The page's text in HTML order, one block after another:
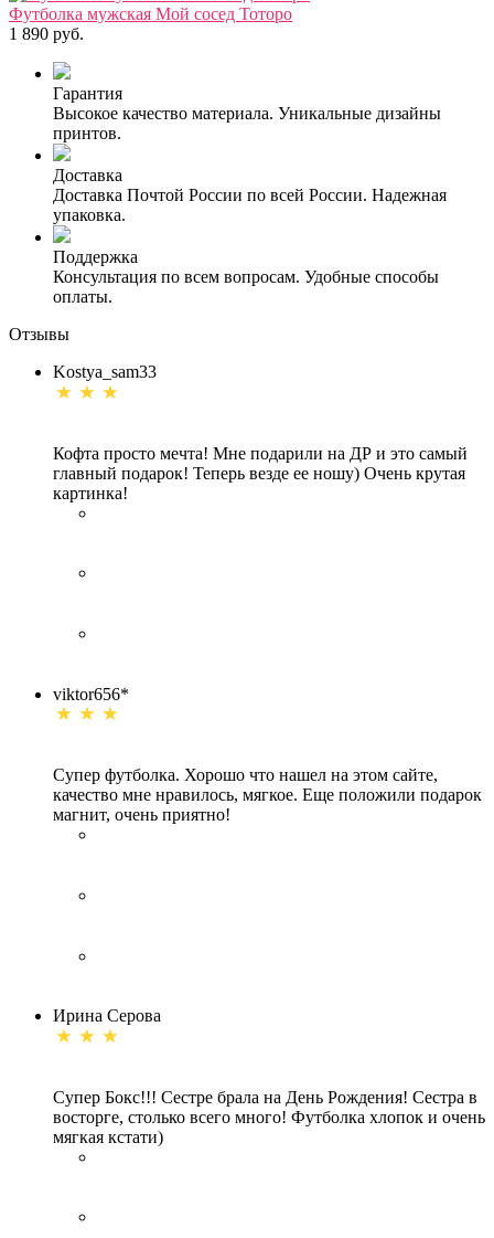
Футболка мужская Мой сосед Тоторо
1 890 руб.
Гарантия
Высокое качество материала. Уникальные дизайны
принтов.
Доставка
Доставка Почтой России по всей России. Надежная
упаковка.
Поддержка
Консультация по всем вопросам. Удобные способы
оплаты.
Отзывы
Kostya_sam33
Кофта просто мечта! Мне подарили на ДР и это самый
главный подарок! Теперь везде ее ношу) Очень крутая
картинка!
viktor656*
Супер футболка. Хорошо что нашел на этом сайте,
качество мне нравилось, мягкое. Еще положили подарок
магнит, очень приятно!
Ирина Серова
Супер Бокс!!! Сестре брала на День Рождения! Сестра в
восторге, столько всего много! Футболка хлопок и очень
мягкая кстати)